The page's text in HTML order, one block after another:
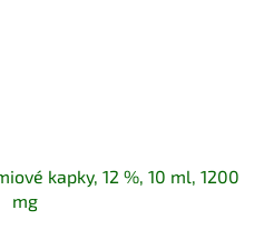
kapky, 12 %, 10 ml, 1200
mg